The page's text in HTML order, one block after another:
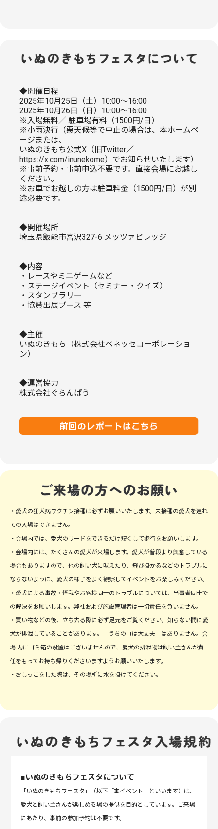
◆開催日程
2025年10月25日（土）10:00～16:00
2025年10月26日（日）10:00～16:00
※入場無料／ 駐車場有料（1500円/日）
※小雨決行（悪天候等で中止の場合は、本ホームペ
ージまたは、
いぬのきもち公式X（旧Twitter／
https://x.com/inunekome）でお知らせいたします）
※事前予約・事前申込不要です。直接会場にお越し
ください。
※お車でお越しの方は駐車料金（1500円/日）が別
途必要です。
◆開催場所
埼玉県飯能市宮沢327-6 メッツァビレッジ
◆内容
・レースやミニゲームなど
・ステージイベント（セミナー・クイズ）
・スタンプラリー
・協賛出展ブース 等
◆主催
いぬのきもち（株式会社ベネッセコーポレーショ
ン）
◆運営協力
株式会社ぐらんぱう
・愛犬の狂犬病ワクチン接種は必ずお願いいたします。未接種の愛犬を連れ
ての入場はできません。
・会場内では、愛犬のリードをできるだけ短くして歩行をお願いします。
・会場内には、たくさんの愛犬が来場します。愛犬が普段より興奮している
場合もありますので、他の飼い犬に吠えたり、飛び掛かるなどのトラブルに
ならないように、愛犬の様子をよく観察してイベントをお楽しみください。
・愛犬による事故・怪我やお客様同士のトラブルについては、当事者同士で
の解決をお願いします。弊社および施設管理者は一切責任を負いません。
・買い物などの後、立ち去る際に必ず足元をご覧ください。知らない間に愛
犬が排泄していることがあります。「うちのコは大丈夫」はありません。会
場 内にゴミ箱の設置はございませんので、愛犬の排泄物は飼い主さんが責
任をもってお持ち帰りくださいますようお願いいたします。
・おしっこをした際は、その場所に水を掛けてください。
■いぬのきもちフェスタについて
「いぬのきもちフェスタ」（以下「本イベント」といいます）は、
愛犬と飼い主さんが楽しめる場の提供を目的としています。ご来場
にあたり、事前の参加予約は不要です。